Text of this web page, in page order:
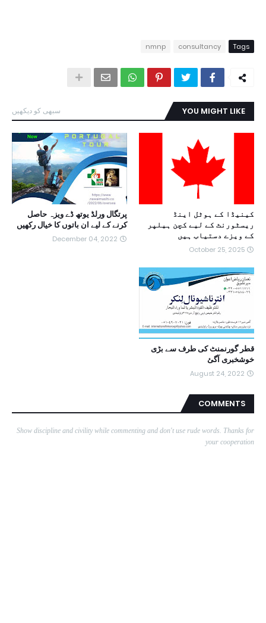
Tags
consultancy
nmnp
YOU MIGHT LIKE سبھی کو دیکھیں
کینیڈا کے ہوٹل اینڈ
ریسٹورنٹ کے لیے کچن ہیلپر
کے ویزے دستیاب ہیں
October 25, 2025
پرتگال ورلڈ یوتھ ڈے ویزہ حاصل
کرنے کے لیے ان باتوں کا خیال رکھیں
December 04, 2022
قطر گورنمنٹ کی طرف سے بڑی
خوشخبری آگئ
August 24, 2022
COMMENTS
Show discipline and civility while commenting and don't use rude words. Thanks for
your cooperation